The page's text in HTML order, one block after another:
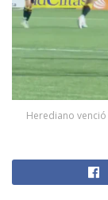
Herediano